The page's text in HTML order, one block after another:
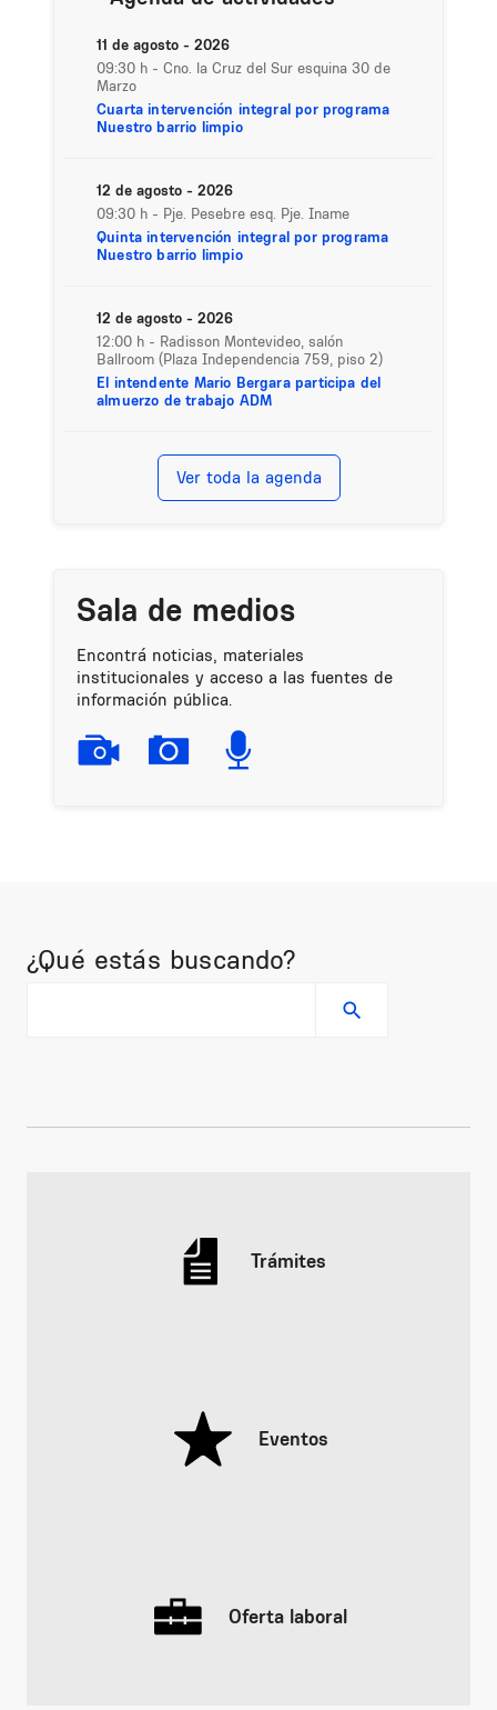
11 de agosto - 2026
09:30 h - Cno. la Cruz del Sur esquina 30 de
Marzo
Cuarta intervención integral por programa
Nuestro barrio limpio
12 de agosto - 2026
09:30 h - Pje. Pesebre esq. Pje. Iname
Quinta intervención integral por programa
Nuestro barrio limpio
12 de agosto - 2026
12:00 h - Radisson Montevideo, salón
Ballroom (Plaza Independencia 759, piso 2)
El intendente Mario Bergara participa del
almuerzo de trabajo ADM
Ver toda la agenda
Sala de medios
Encontrá noticias, materiales
institucionales y acceso a las fuentes de
información pública.
¿Qué estás buscando?
Trámites
Eventos
Oferta laboral